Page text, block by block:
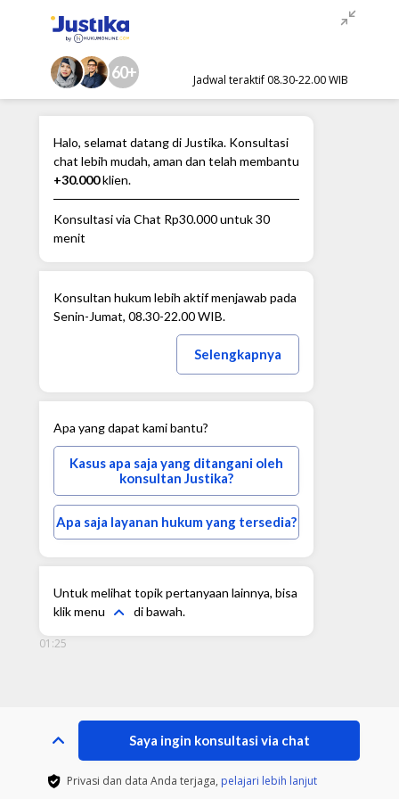
60+ Jadwal teraktif 08.30-22.00 WIB
Halo, selamat datang di Justika. Konsultasi
chat lebih mudah, aman dan telah membantu
+30.000klien.
Konsultasi via Chat Rp30.000untuk 30
menit
Konsultan hukum lebih aktif menjawab pada
Senin-Jumat, 08.30-22.00 WIB.
Selengkapnya
Apa yang dapat kami bantu?
Kasus apa saja yang ditangani oleh
konsultan Justika?
Apa saja layanan hukum yang tersedia?
Untuk melihat topik pertanyaan lainnya, bisa
klik menu
di bawah.
01:25
Saya ingin konsultasi via chat
Privasi dan data Anda terjaga, pelajari lebih lanjut